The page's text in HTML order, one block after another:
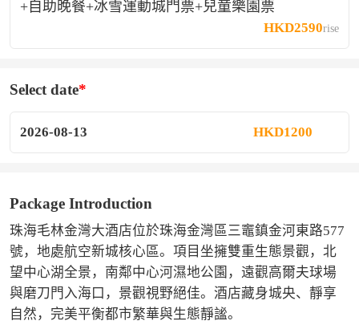
+自助晚餐+冰雪運動城門票+兒童樂園票
HKD2590rise
Select date
2026-08-13 HKD1200
Package Introduction
珠海毛林金灣大酒店位於珠海金灣區三竈鎮金河東路577
號，地處航空新城核心區。項目坐擁雙重生態景觀，北
望中心湖全景，南鄰中心河濕地公園，遠觀高爾夫球場
與磨刀門入海口，景觀視野絕佳。酒店藏身城央、靜享
自然，完美平衡都市繁華與生態靜謐。